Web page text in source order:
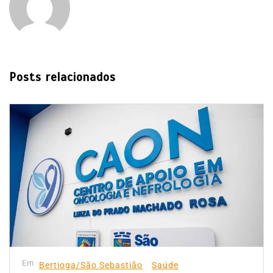
Posts relacionados
Em Bertioga/São Sebastião Saúde